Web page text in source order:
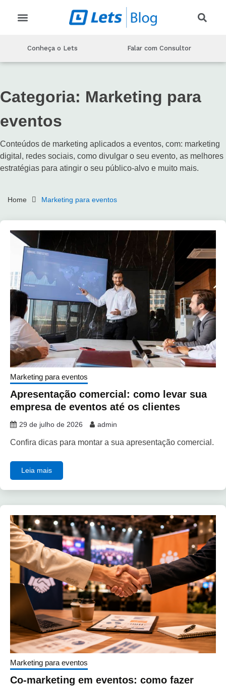
Conheça o Lets Falar com Consultor
Categoria: Marketing para
eventos
Conteúdos de marketing aplicados a eventos, com: marketing
digital, redes sociais, como divulgar o seu evento, as melhores
estratégias para atingir o seu público-alvo e muito mais.
Home Marketing para eventos
Marketing para eventos
Apresentação comercial: como levar sua
empresa de eventos até os clientes
29 de julho de 2026 admin
Confira dicas para montar a sua apresentação comercial.
Leia mais
Marketing para eventos
Co-marketing em eventos: como fazer